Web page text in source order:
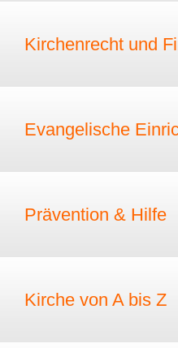
Kirchenrecht und
Evangelische
Prävention & Hilfe
Kirche von A bis Z